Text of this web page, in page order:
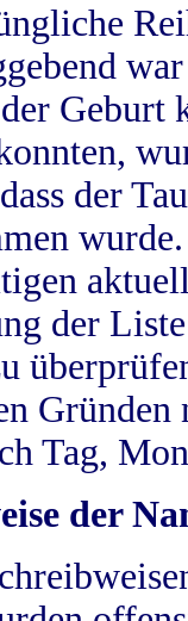
Geburt
der
der
Tag,
der